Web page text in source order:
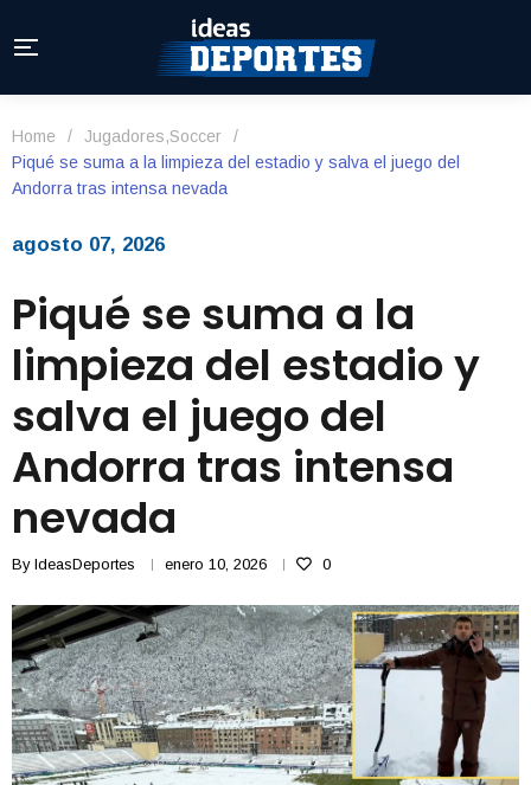
Home / Jugadores,Soccer
/
Piqué se suma a la limpieza del estadio y salva el juego del
Andorra tras intensa nevada
agosto 07, 2026
Piqué se suma a la
limpieza del estadio y
salva el juego del
Andorra tras intensa
nevada
By IdeasDeportes enero 10, 2026 0